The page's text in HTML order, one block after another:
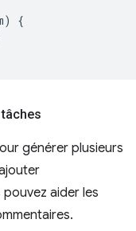
)
{
générer plusieurs
pouvez aider les